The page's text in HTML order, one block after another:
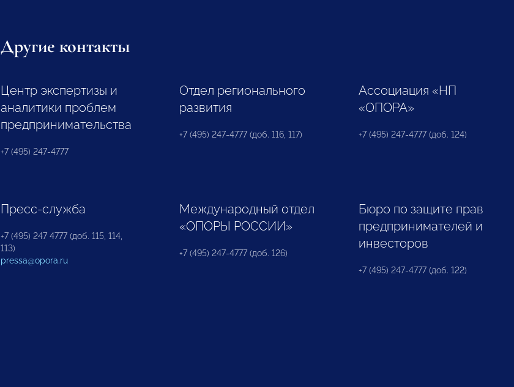
Другие контакты
Центр экспертизы и
аналитики проблем
предпринимательства
+7 (495) 247-4777
Отдел регионального
развития
+7 (495) 247-4777 (доб. 116, 117)
Ассоциация «НП
«ОПОРА»
+7 (495) 247-4777 (доб. 124)
Пресс-служба
+7 (495) 247 4777 (доб. 115, 114,
113)
pressa@opora.ru
Международный отдел
«ОПОРЫ РОССИИ»
+7 (495) 247-4777 (доб. 126)
Бюро по защите прав
предпринимателей и
инвесторов
+7 (495) 247-4777 (доб. 122)